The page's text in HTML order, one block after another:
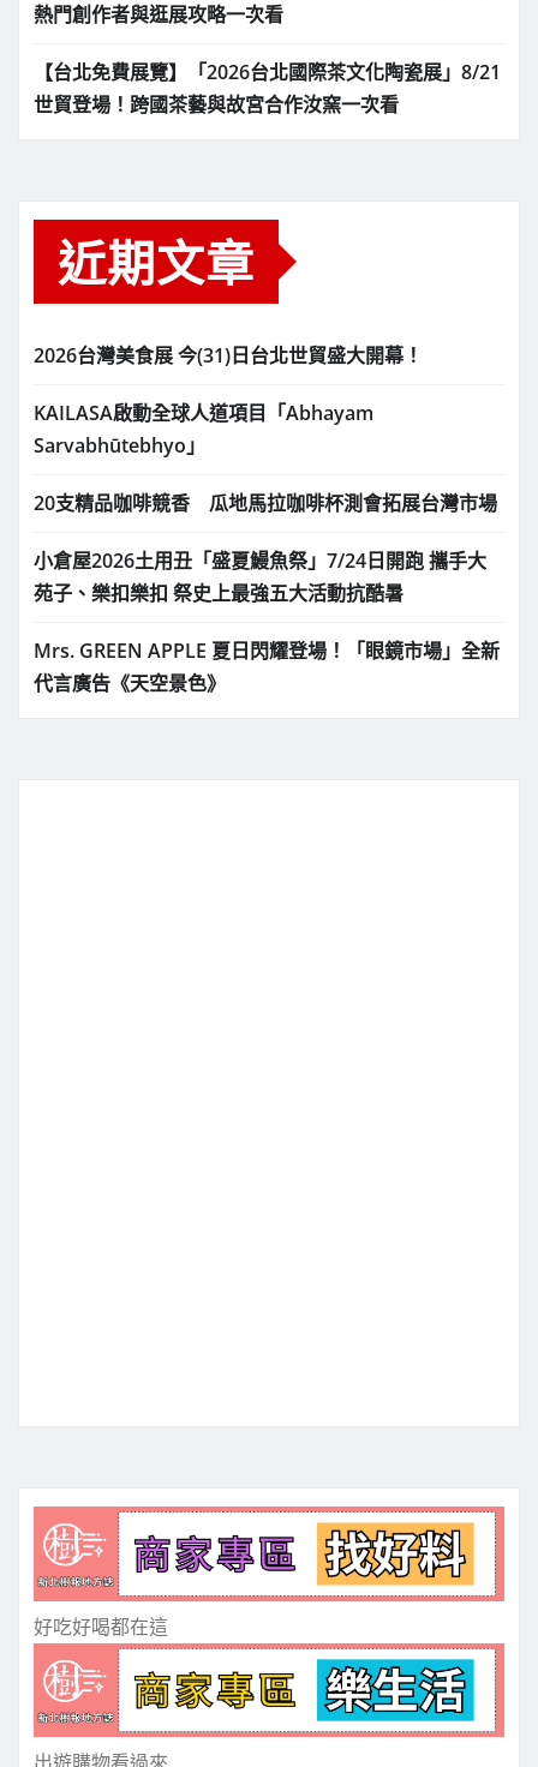
熱門創作者與逛展攻略一次看
【台北免費展覽】「2026台北國際茶文化陶瓷展」8/21
世貿登場！跨國茶藝與故宮合作汝窯一次看
近期文章
2026台灣美食展 今(31)日台北世貿盛大開幕！
KAILASA啟動全球人道項目「Abhayam
Sarvabhūtebhyo」
20支精品咖啡競香 瓜地馬拉咖啡杯測會拓展台灣市場
小倉屋2026土用丑「盛夏鰻魚祭」7/24日開跑 攜手大
苑子、樂扣樂扣 祭史上最強五大活動抗酷暑
Mrs. GREEN APPLE 夏日閃耀登場！「眼鏡市場」全新
代言廣告《天空景色》
好吃好喝都在這